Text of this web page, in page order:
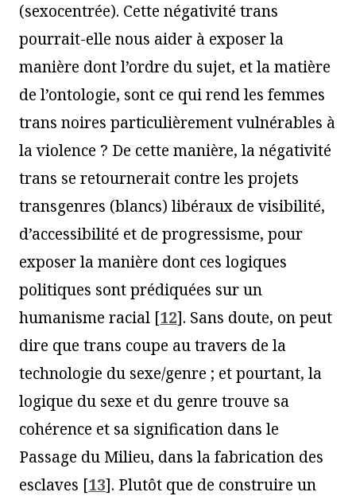
(sexocentrée). Cette négativité trans
pourrait-elle nous aider à exposer la
manière dont l’ordre du sujet, et la matière
de l’ontologie, sont ce qui rend les femmes
trans noires particulièrement vulnérables à
la violence ? De cette manière, la négativité
trans se retournerait contre les projets
transgenres (blancs) libéraux de visibilité,
d’accessibilité et de progressisme, pour
exposer la manière dont ces logiques
politiques sont prédiquées sur un
humanisme racial [12]. Sans doute, on peut
dire que trans coupe au travers de la
technologie du sexe/genre ; et pourtant, la
logique du sexe et du genre trouve sa
cohérence et sa signification dans le
Passage du Milieu, dans la fabrication des
esclaves [13]. Plutôt que de construire un